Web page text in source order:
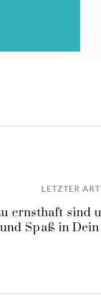
LETZTER
ernsthaft sind
Spaß in